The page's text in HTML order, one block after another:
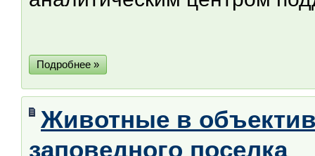
Подробнее »
Животные в
заповедного поселка